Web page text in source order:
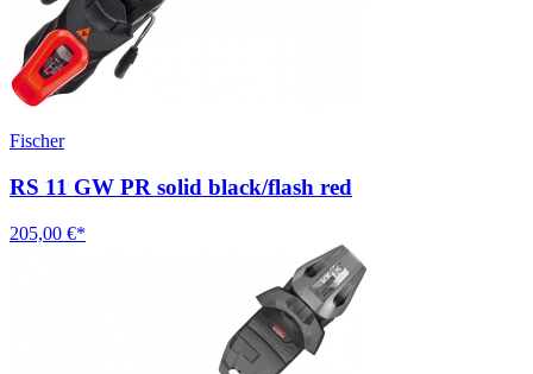
Fischer
RS 11 GW PR solid black/flash red
205,00 €*